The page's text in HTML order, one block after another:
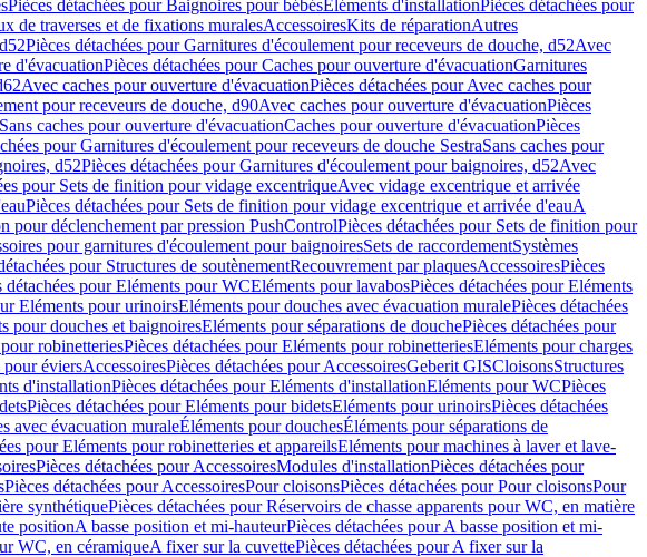
Pièces détachées pour Baignoires pour bébésEléments d'installationPièces détachées pour
de traverses et de fixations muralesAccessoiresKits de réparationAutres
Pièces détachées pour Garnitures d'écoulement pour receveurs de douche, d52Avec
d'évacuationPièces détachées pour Caches pour ouverture d'évacuationGarnitures
Avec caches pour ouverture d'évacuationPièces détachées pour Avec caches pour
pour receveurs de douche, d90Avec caches pour ouverture d'évacuationPièces
caches pour ouverture d'évacuationCaches pour ouverture d'évacuationPièces
pour Garnitures d'écoulement pour receveurs de douche SestraSans caches pour
d52Pièces détachées pour Garnitures d'écoulement pour baignoires, d52Avec
pour Sets de finition pour vidage excentriqueAvec vidage excentrique et arrivée
Pièces détachées pour Sets de finition pour vidage excentrique et arrivée d'eauA
pour déclenchement par pression PushControlPièces détachées pour Sets de finition pour
pour garnitures d'écoulement pour baignoiresSets de raccordementSystèmes
pour Structures de soutènementRecouvrement par plaquesAccessoiresPièces
détachées pour Eléments pour WCEléments pour lavabosPièces détachées pour Eléments
Eléments pour urinoirsEléments pour douches avec évacuation muralePièces détachées
pour douches et baignoiresEléments pour séparations de douchePièces détachées pour
robinetteriesPièces détachées pour Eléments pour robinetteriesEléments pour charges
pour éviersAccessoiresPièces détachées pour AccessoiresGeberit GISCloisonsStructures
d'installationPièces détachées pour Eléments d'installationEléments pour WCPièces
Pièces détachées pour Eléments pour bidetsEléments pour urinoirsPièces détachées
avec évacuation muraleÉléments pour douchesÉléments pour séparations de
pour Eléments pour robinetteries et appareilsEléments pour machines à laver et lave-
Pièces détachées pour AccessoiresModules d'installationPièces détachées pour
Pièces détachées pour AccessoiresPour cloisonsPièces détachées pour Pour cloisonsPour
synthétiquePièces détachées pour Réservoirs de chasse apparents pour WC, en matière
positionA basse position et mi-hauteurPièces détachées pour A basse position et mi-
WC, en céramiqueA fixer sur la cuvettePièces détachées pour A fixer sur la